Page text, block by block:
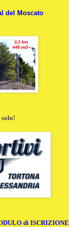
del Moscato
di ISCRIZIONE